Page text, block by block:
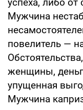
Мужчина
повелитель —
женщины,
упущенная
Мужчина